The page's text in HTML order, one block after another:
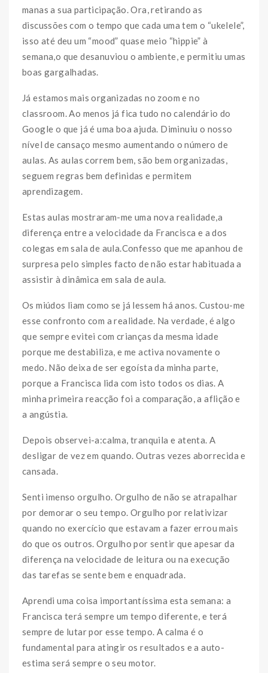
manas a sua participação. Ora, retirando as
discussões com o tempo que cada uma tem o “ukelele”,
isso até deu um “mood” quase meio “hippie” à
semana,o que desanuviou o ambiente, e permitiu umas
boas gargalhadas.
Já estamos mais organizadas no zoom e no
classroom. Ao menos já fica tudo no calendário do
Google o que já é uma boa ajuda. Diminuiu o nosso
nível de cansaço mesmo aumentando o número de
aulas. As aulas correm bem, são bem organizadas,
seguem regras bem definidas e permitem
aprendizagem.
Estas aulas mostraram-me uma nova realidade,a
diferença entre a velocidade da Francisca e a dos
colegas em sala de aula.Confesso que me apanhou de
surpresa pelo simples facto de não estar habituada a
assistir à dinâmica em sala de aula.
Os miúdos liam como se já lessem há anos. Custou-me
esse confronto com a realidade. Na verdade, é algo
que sempre evitei com crianças da mesma idade
porque me destabiliza, e me activa novamente o
medo. Não deixa de ser egoísta da minha parte,
porque a Francisca lida com isto todos os dias. A
minha primeira reacção foi a comparação, a aflição e
a angústia.
Depois observei-a:calma, tranquila e atenta. A
desligar de vez em quando. Outras vezes aborrecida e
cansada.
Senti imenso orgulho. Orgulho de não se atrapalhar
por demorar o seu tempo. Orgulho por relativizar
quando no exercício que estavam a fazer errou mais
do que os outros. Orgulho por sentir que apesar da
diferença na velocidade de leitura ou na execução
das tarefas se sente bem e enquadrada.
Aprendi uma coisa importantíssima esta semana: a
Francisca terá sempre um tempo diferente, e terá
sempre de lutar por esse tempo. A calma é o
fundamental para atingir os resultados e a auto-
estima será sempre o seu motor.